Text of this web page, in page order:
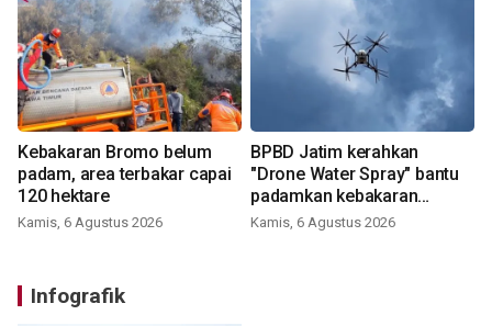
Kebakaran Bromo belum
padam, area terbakar capai
120 hektare
Kamis, 6 Agustus 2026
BPBD Jatim kerahkan
"Drone Water Spray" bantu
padamkan kebakaran
Bromo
Kamis, 6 Agustus 2026
Infografik